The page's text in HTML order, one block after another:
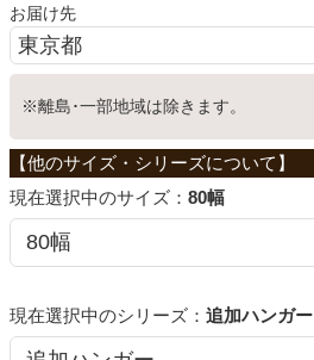
学習机
ホームオフィス
こたつ
寝具
お届け先
※離島･一部地域は除きます。
サイズ： 80幅
シリーズ： 追加ハンガー